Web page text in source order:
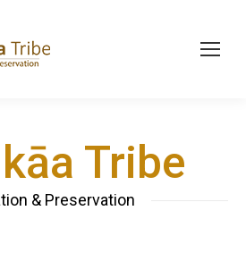
Tribe
& Preservation